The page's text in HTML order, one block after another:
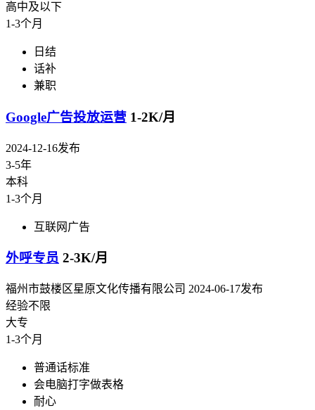
高中及以下
1-3个月
日结
话补
兼职
Google广告投放运营 1-2K/月
2024-12-16发布
3-5年
本科
1-3个月
互联网广告
外呼专员 2-3K/月
福州市鼓楼区星原文化传播有限公司 2024-06-17发布
经验不限
大专
1-3个月
普通话标准
会电脑打字做表格
耐心